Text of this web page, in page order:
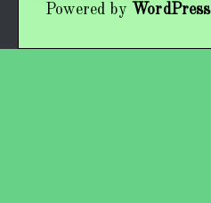
Працівники колективу
Powered by WordPress